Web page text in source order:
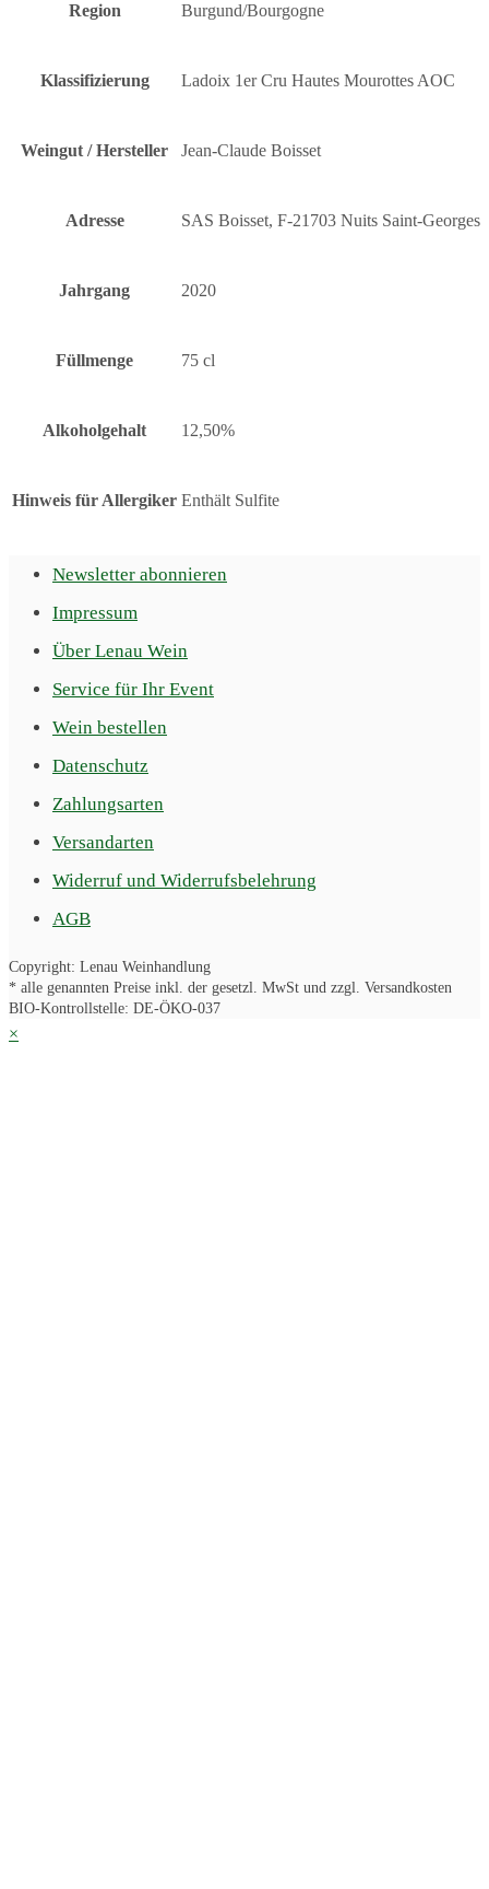
Region Burgund/Bourgogne
Klassifizierung Ladoix 1er Cru Hautes Mourottes AOC
Weingut / Hersteller Jean-Claude Boisset
Adresse SAS Boisset, F-21703 Nuits Saint-Georges
Jahrgang 2020
Füllmenge 75 cl
Alkoholgehalt 12,50%
Hinweis für Allergiker Enthält Sulfite
Newsletter abonnieren
Impressum
Über Lenau Wein
Service für Ihr Event
Wein bestellen
Datenschutz
Zahlungsarten
Versandarten
Widerruf und Widerrufsbelehrung
AGB
Copyright: Lenau Weinhandlung
* alle genannten Preise inkl. der gesetzl. MwSt und zzgl. Versandkosten
BIO-Kontrollstelle: DE-ÖKO-037
×